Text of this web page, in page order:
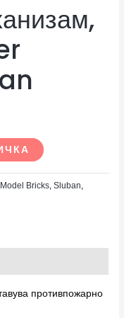
Model Bricks,Sluban,
противпожарно